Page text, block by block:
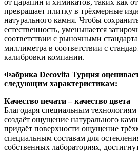
превращает плитку в трёхмерные
натурального камня. Чтобы
естественность, уменьшается
соответствии с рыночными
миллиметра в соответствии с
калибровки компании.
Фабрика Decovita Турция
следующим характеристикам:
Качество печати – качество цвета
Благодаря специальным технологиям
создаёт ощущение натурального
придаёт поверхности ощущение
специальным составам для
собственных лабораториях,